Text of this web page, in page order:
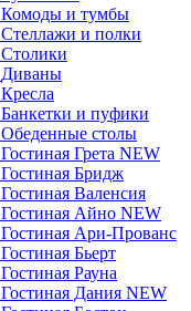
Комоды и тумбы
Стеллажи и полки
Столики
Диваны
Кресла
Банкетки и пуфики
Обеденные столы
Гостиная Грета NEW
Гостиная Бридж
Гостиная Валенсия
Гостиная Айно NEW
Гостиная Ари-Прованс
Гостиная Бьерт
Гостиная Рауна
Гостиная Дания NEW